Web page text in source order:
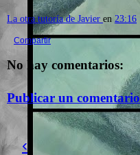
La otra tutoría de Javier en 23:16
Compartir
No hay comentarios:
Publicar un comentario
‹